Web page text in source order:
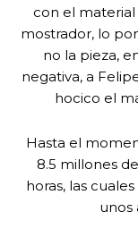
con el
mostrador, lo
no la pieza,
negativa, a
hocico el
Hasta el
8.5 millones
horas, las
unos